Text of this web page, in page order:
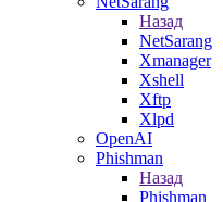
Назад
NetSarang
Xmanager
Xshell
Xftp
Xlpd
OpenAI
Phishman
Назад
Phishman